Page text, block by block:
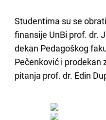
Studentima su se
finansije UnBi prof. dr.
dekan Pedagoškog
Pečenković i prodekan
pitanja prof. dr. Edin